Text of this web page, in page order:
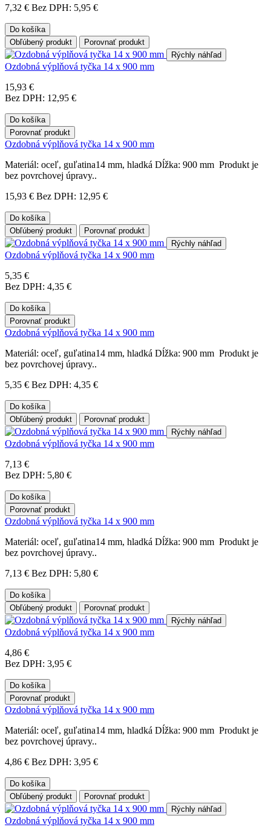
7,32 € Bez DPH: 5,95 €
Do košíka
Obľúbený produkt
Porovnať produkt
Rýchly náhľad
Ozdobná výplňová tyčka 14 x 900 mm
15,93 €
Bez DPH: 12,95 €
Do košíka
Porovnať produkt
Ozdobná výplňová tyčka 14 x 900 mm
Materiál: oceľ, guľatina14 mm, hladká Dĺžka: 900 mm Produkt je
bez povrchovej úpravy..
15,93 € Bez DPH: 12,95 €
Do košíka
Obľúbený produkt
Porovnať produkt
Rýchly náhľad
Ozdobná výplňová tyčka 14 x 900 mm
5,35 €
Bez DPH: 4,35 €
Do košíka
Porovnať produkt
Ozdobná výplňová tyčka 14 x 900 mm
Materiál: oceľ, guľatina14 mm, hladká Dĺžka: 900 mm Produkt je
bez povrchovej úpravy..
5,35 € Bez DPH: 4,35 €
Do košíka
Obľúbený produkt
Porovnať produkt
Rýchly náhľad
Ozdobná výplňová tyčka 14 x 900 mm
7,13 €
Bez DPH: 5,80 €
Do košíka
Porovnať produkt
Ozdobná výplňová tyčka 14 x 900 mm
Materiál: oceľ, guľatina14 mm, hladká Dĺžka: 900 mm Produkt je
bez povrchovej úpravy..
7,13 € Bez DPH: 5,80 €
Do košíka
Obľúbený produkt
Porovnať produkt
Rýchly náhľad
Ozdobná výplňová tyčka 14 x 900 mm
4,86 €
Bez DPH: 3,95 €
Do košíka
Porovnať produkt
Ozdobná výplňová tyčka 14 x 900 mm
Materiál: oceľ, guľatina14 mm, hladká Dĺžka: 900 mm Produkt je
bez povrchovej úpravy..
4,86 € Bez DPH: 3,95 €
Do košíka
Obľúbený produkt
Porovnať produkt
Rýchly náhľad
Ozdobná výplňová tyčka 14 x 900 mm